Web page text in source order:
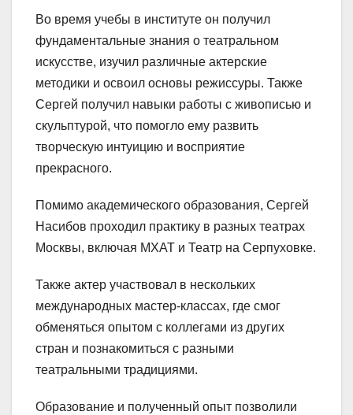
Во время учебы в институте он получил
фундаментальные знания о театральном
искусстве, изучил различные актерские
методики и освоил основы режиссуры. Также
Сергей получил навыки работы с живописью и
скульптурой, что помогло ему развить
творческую интуицию и восприятие
прекрасного.
Помимо академического образования, Сергей
Насибов проходил практику в разных театрах
Москвы, включая МХАТ и Театр на Серпуховке.
Также актер участвовал в нескольких
международных мастер-классах, где смог
обменяться опытом с коллегами из других
стран и познакомиться с разными
театральными традициями.
Образование и полученный опыт позволили